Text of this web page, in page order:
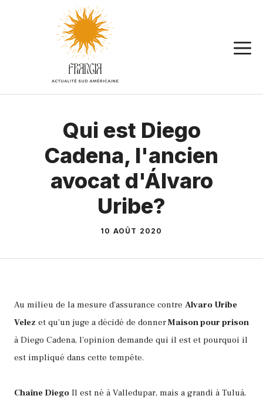
Qui est Diego
Cadena, l'ancien
avocat d'Álvaro
Uribe?
10 AOÛT 2020
Au milieu de la mesure d'assurance contre Alvaro Uribe
Velez et qu'un juge a décidé de donnerMaison pour prison
à Diego Cadena, l'opinion demande qui il est et pourquoi il
est impliqué dans cette tempête.
Chaîne Diego Il est né à Valledupar, mais a grandi à Tuluá,